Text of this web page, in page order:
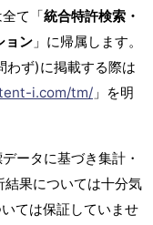
て「統合特許検索・
ョン 」に帰属します。
わず)に掲載する際は
i.com/tm/ 」を明
ータに基づき集計・
果については十分気
ては保証していませ